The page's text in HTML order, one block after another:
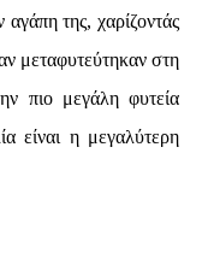
της, χαρίζοντάς
μεταφυτεύτηκαν στη
πιο μεγάλη φυτεία
είναι η μεγαλύτερη